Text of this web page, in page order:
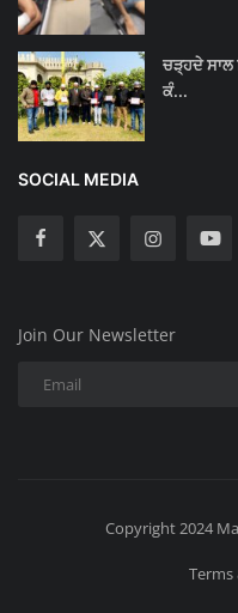
ਚੜ੍ਹਦੇ ਸਾਲ
ਕੰ...
SOCIAL MEDIA
Join Our Newsletter
Copyright 2024